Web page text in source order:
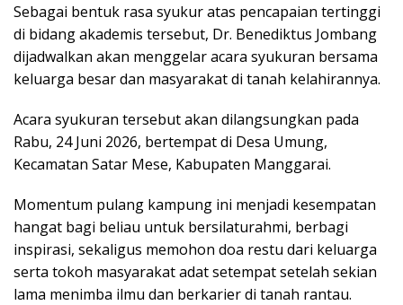
Sebagai bentuk rasa syukur atas pencapaian tertinggi
di bidang akademis tersebut, Dr. Benediktus Jombang
dijadwalkan akan menggelar acara syukuran bersama
keluarga besar dan masyarakat di tanah kelahirannya.
Acara syukuran tersebut akan dilangsungkan pada
Rabu, 24 Juni 2026, bertempat di Desa Umung,
Kecamatan Satar Mese, Kabupaten Manggarai.
Momentum pulang kampung ini menjadi kesempatan
hangat bagi beliau untuk bersilaturahmi, berbagi
inspirasi, sekaligus memohon doa restu dari keluarga
serta tokoh masyarakat adat setempat setelah sekian
lama menimba ilmu dan berkarier di tanah rantau.